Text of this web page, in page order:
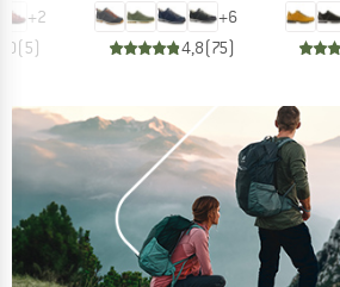
+2
( 5)
+6
4,8(75)